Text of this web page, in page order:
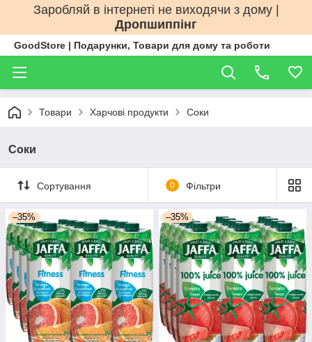
Заробляй в інтернеті не виходячи з дому |
Дропшиппінг
GoodStore | Подарунки, Товари для дому та роботи
Товари Харчові продукти Соки
Соки
Сортування 0 Фільтри
–35% –35%